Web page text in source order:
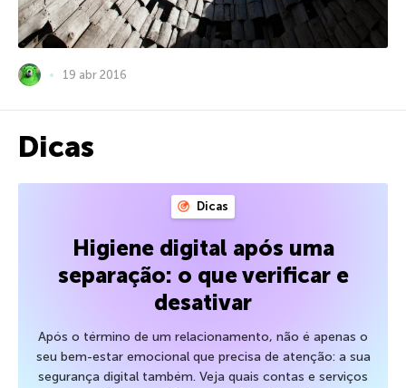
19 abr 2016
Dicas
Dicas
Higiene digital após uma
separação: o que verificar e
desativar
Após o término de um relacionamento, não é apenas o
seu bem-estar emocional que precisa de atenção: a sua
segurança digital também. Veja quais contas e serviços